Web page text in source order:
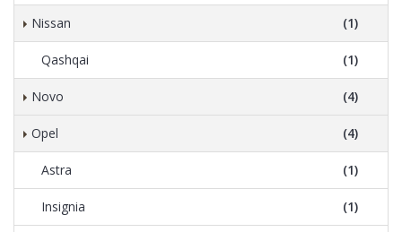
Nissan (1)
Qashqai (1)
Novo (4)
Opel (4)
Astra (1)
Insignia (1)